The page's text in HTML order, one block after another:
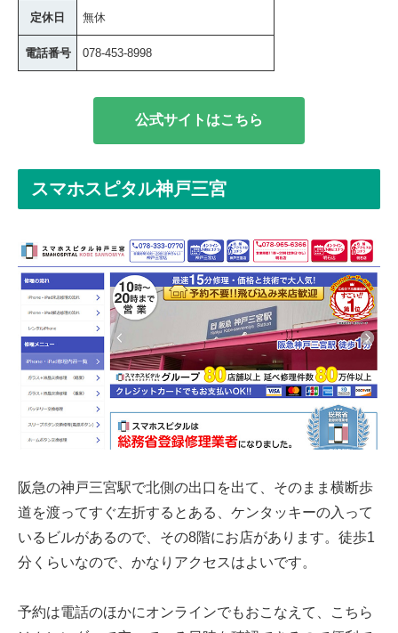
定休日 無休
電話番号 078-453-8998
公式サイトはこちら
スマホスピタル神戸三宮
阪急の神戸三宮駅で北側の出口を出て、そのまま横断歩
道を渡ってすぐ左折するとある、ケンタッキーの入って
いるビルがあるので、その8階にお店があります。徒歩1
分くらいなので、かなりアクセスはよいです。
予約は電話のほかにオンラインでもおこなえて、こちら